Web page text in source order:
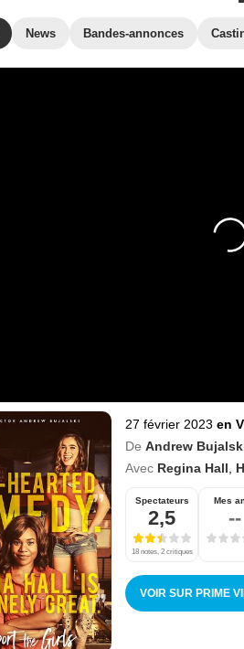
News Bandes-annonces
27 février 2023 en
De Andrew
Avec Regina Hall
Spectateurs
2,5
18 notes, 2 critiques
Mes
--
VOIR SUR PRIME